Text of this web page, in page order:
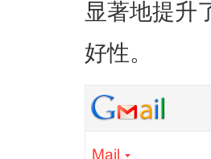
显著地提升
好性。